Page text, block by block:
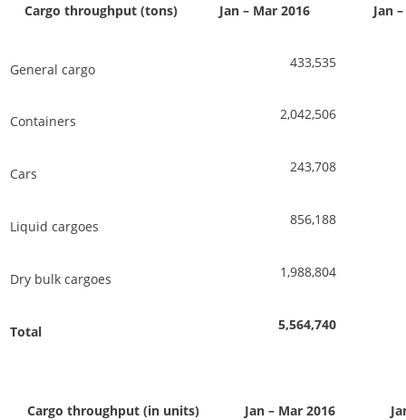
Cargo throughput (tons) Jan – Mar 2016 Jan
General cargo 433,535
Containers 2,042,506
Cars 243,708
Liquid cargoes 856,188
Dry bulk cargoes 1,988,804
Total 5,564,740
Cargo throughput (in units) Jan – Mar 2016